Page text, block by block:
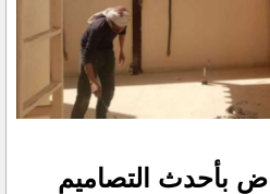
بأحدث التصاميم